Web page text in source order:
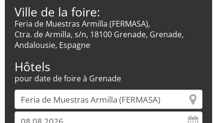
Ville de la foire:
Feria de Muestras Armilla (FERMASA),
Ctra. de Armilla, s/n, 18100 Grenade, Grenade,
Andalousie, Espagne
Hôtels
pour date de foire à Grenade